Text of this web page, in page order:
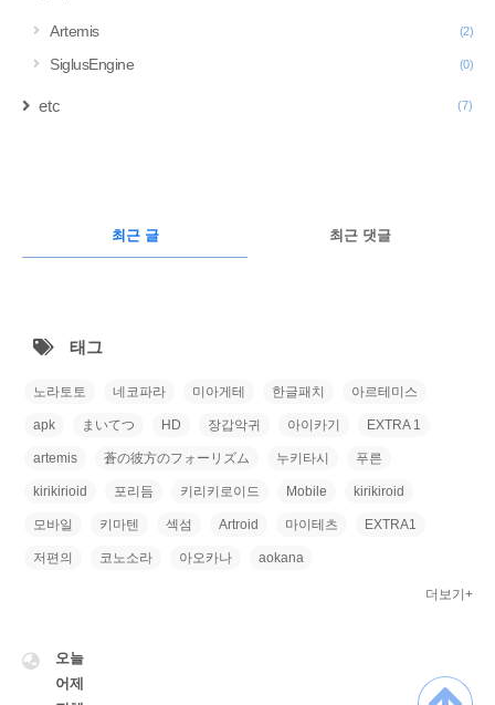
Artemis (2)
SiglusEngine (0)
etc (7)
최근 글 최근 댓글
글
태그
노라토토 네코파라 미아게테 한글패치 아르테미스
apk まいてつ HD 장갑악귀 아이카기 EXTRA 1
artemis 蒼の彼方のフォーリズム 누키타시 푸른
kirikirioid 포리듬 키리키로이드 Mobile kirikiroid
모바일 키마텐 섹섬 Artroid 마이테츠 EXTRA1
저편의 코노소라 아오카나 aokana
더보기+
VISITOR
오늘
어제